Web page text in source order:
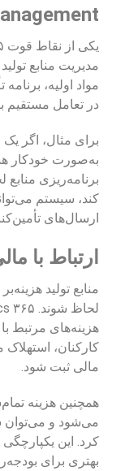
مدیریت منابع
مواد اولیه،
در تعامل مستقیم
برای مثال، اگر
به‌صورت خودکار
برنامه‌ریزی منابع
کند، سیستم
ارسال‌های
ارتباط با
منابع تولید
هزینه‌های مرتبط
کارکنان،
مالی ثبت شود.
همچنین هزینه
می‌شود و می‌توان
کرد. این
بهتری برای